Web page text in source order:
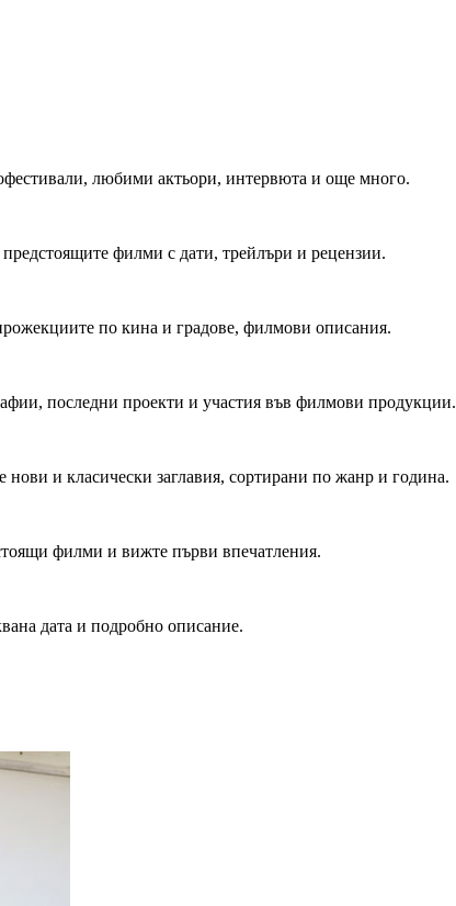
любими актьори, интервюта и още много.
филми с дати, трейлъри и рецензии.
по кина и градове, филмови описания.
последни проекти и участия във филмови продукции.
и класически заглавия, сортирани по жанр и година.
филми и вижте първи впечатления.
дата и подробно описание.